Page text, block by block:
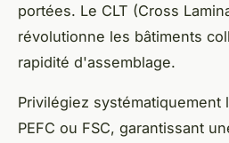
portées. Le CLT (Cross
révolutionne les bâtiments
rapidité d'assemblage.
Privilégiez systématiquement
PEFC ou FSC, garantissant